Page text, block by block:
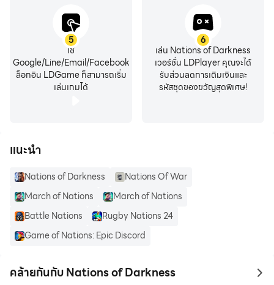
5
ใช้
Google/Line/Email/Facebook
ล็อกอิน LDGame ก็สามารถเริ่ม
เล่นเกมได้
6
เล่น Nations of Darkness
เวอร์ชั่น LDPlayer คุณจะได้
รับส่วนลดการเติมเงินและ
รหัสชุดของขวัญสุดพิเศษ!
แนะนำ
Nations of Darkness
Nations Of War
March of Nations
March of Nations
Battle Nations
Rugby Nations 24
Game of Nations: Epic Discord
คล้ายกันกับ Nations of Darkness to